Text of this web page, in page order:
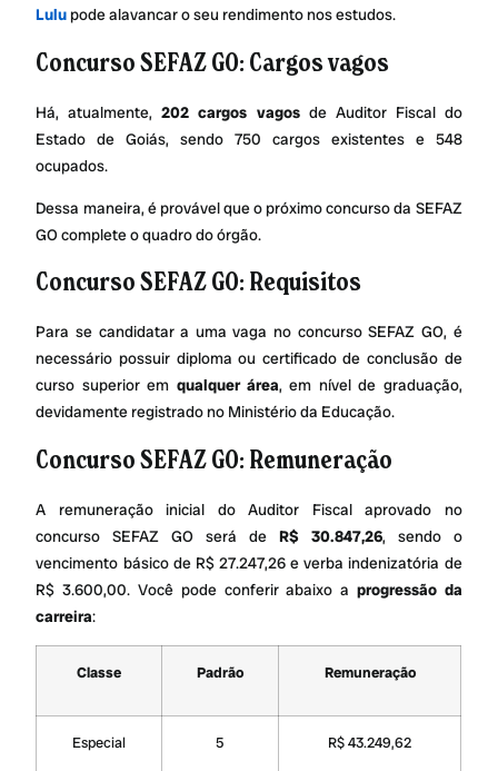
Lulu pode alavancar o seu rendimento nos estudos.
Concurso SEFAZ GO: Cargos vagos
Há, atualmente,202 cargos vagosde Auditor Fiscal do
Estado de Goiás, sendo 750 cargos existentes e 548
ocupados.
Dessa maneira, é provável que o próximo concurso da SEFAZ
GO complete o quadro do órgão.
Concurso SEFAZ GO: Requisitos
Para se candidatar a uma vaga no concurso SEFAZ GO, é
necessário possuir diploma ou certificado de conclusão de
curso superior em qualquer área, em nível de graduação,
devidamente registrado no Ministério da Educação.
Concurso SEFAZ GO: Remuneração
A remuneração inicial do Auditor Fiscal aprovado no
concurso SEFAZ GO será de R$ 30.847,26, sendo o
vencimento básico de R$ 27.247,26 e verba indenizatória de
R$ 3.600,00. Você pode conferir abaixo a progressão da
carreira:
Classe Padrão Remuneração
Especial 5 R$ 43.249,62